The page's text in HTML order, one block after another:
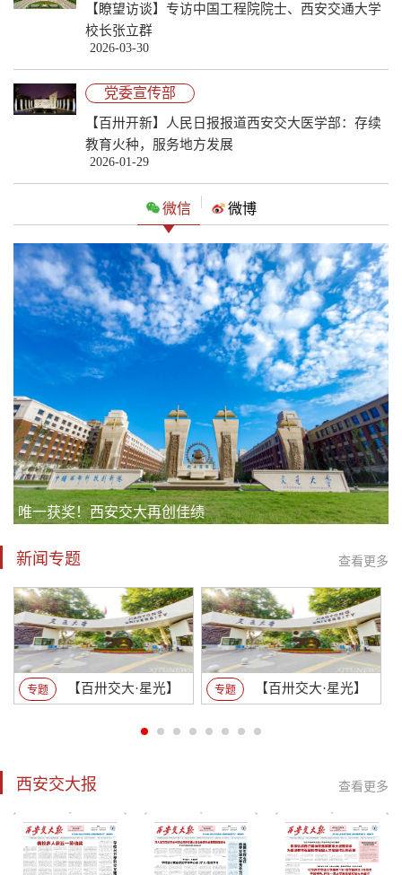
【瞭望访谈】专访中国工程院院士、西安交通大学
校长张立群
2026-03-30
党委宣传部
【百卅开新】人民日报报道西安交大医学部：存续
教育火种，服务地方发展
2026-01-29
微信
|
微博
唯一获奖！西安交大再创佳绩
新闻专题 查看更多
专题 【百卅交大·星光】 专题 【百卅交大·星光】
西安交大报 查看更多